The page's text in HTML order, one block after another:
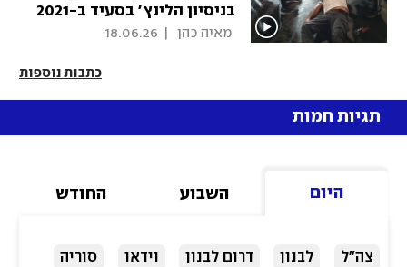
בניסיון הלינץ' בסעיד ב-2021
מאיה כהן 18.06.26
כתבות נוספות
תגיות חמות
היום השבוע החודש
צה"ל לבנון דרום לבנון וידאו סוריה